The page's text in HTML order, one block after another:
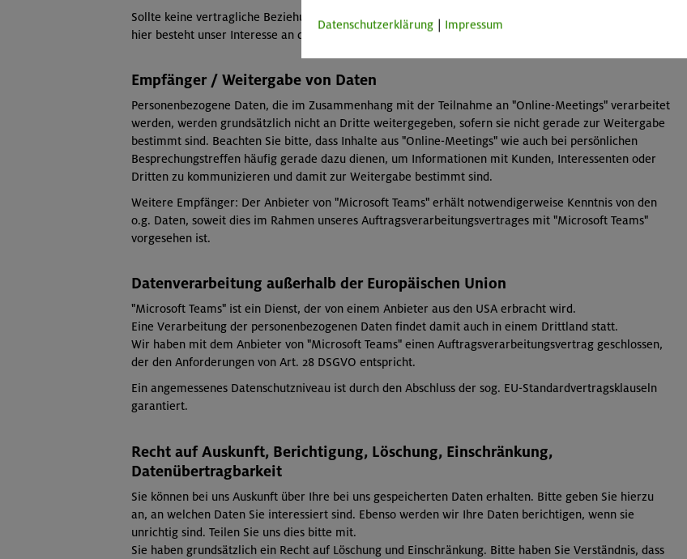
Sollte keine vertragliche Beziehung bestehen, ist die Rechtsgrundlage Art. 6 Abs. 1 lit. f) DSGVO. Auch
hier besteht unser Interesse an der effektiven Durchführung von "Online-Meetings".
Empfänger / Weitergabe von Daten
Personenbezogene Daten, die im Zusammenhang mit der Teilnahme an "Online-Meetings" verarbeitet
werden, werden grundsätzlich nicht an Dritte weitergegeben, sofern sie nicht gerade zur Weitergabe
bestimmt sind. Beachten Sie bitte, dass Inhalte aus "Online-Meetings" wie auch bei persönlichen
Besprechungstreffen häufig gerade dazu dienen, um Informationen mit Kunden, Interessenten oder
Dritten zu kommunizieren und damit zur Weitergabe bestimmt sind.
Weitere Empfänger: Der Anbieter von "Microsoft Teams" erhält notwendigerweise Kenntnis von den
o.g. Daten, soweit dies im Rahmen unseres Auftragsverarbeitungsvertrages mit "Microsoft Teams"
vorgesehen ist.
Datenverarbeitung außerhalb der Europäischen Union
"Microsoft Teams" ist ein Dienst, der von einem Anbieter aus den USA erbracht wird.
Eine Verarbeitung der personenbezogenen Daten findet damit auch in einem Drittland statt.
Wir haben mit dem Anbieter von "Microsoft Teams" einen Auftragsverarbeitungsvertrag geschlossen,
der den Anforderungen von Art. 28 DSGVO entspricht.
Ein angemessenes Datenschutzniveau ist durch den Abschluss der sog. EU-Standardvertragsklauseln
garantiert.
Recht auf Auskunft, Berichtigung, Löschung, Einschränkung,
Datenübertragbarkeit
Sie können bei uns Auskunft über Ihre bei uns gespeicherten Daten erhalten. Bitte geben Sie hierzu
an, an welchen Daten Sie interessiert sind. Ebenso werden wir Ihre Daten berichtigen, wenn sie
unrichtig sind. Teilen Sie uns dies bitte mit.
Sie haben grundsätzlich ein Recht auf Löschung und Einschränkung. Bitte haben Sie Verständnis, dass
Datenschutzerklärung Impressum